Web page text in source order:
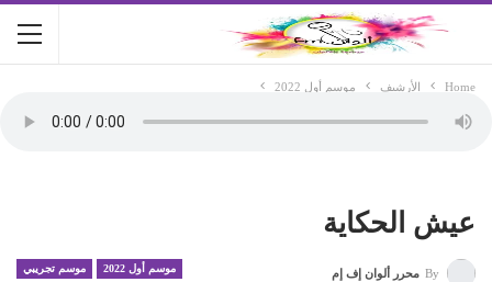
Home الأرشيف موسم أول 2022
عيش الحكاية
موسم أول 2022 موسم تجريبي By محرر ألوان إف إم